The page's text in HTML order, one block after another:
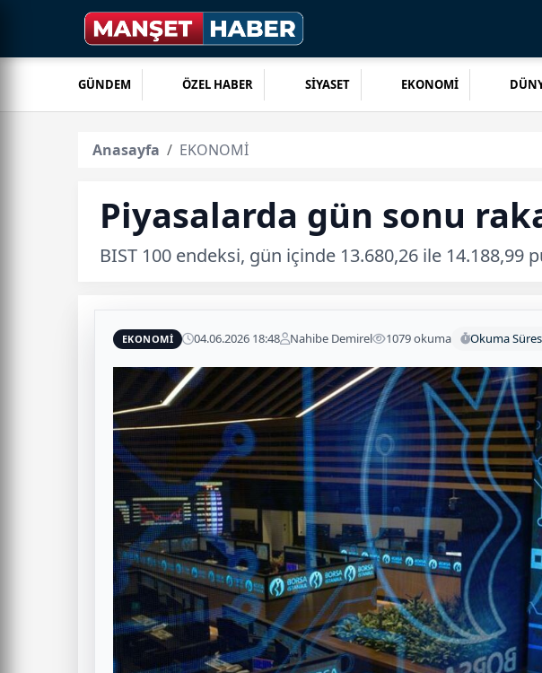
GÜNDEM ÖZEL HABER SİYASET EKONOMİ
Anasayfa EKONOMİ
Piyasalarda gün sonu
BIST 100 endeksi, gün içinde 13.680,26 ile 14.188,99
EKONOMİ 04.06.2026 18:48 Nahibe Demirel 1079 okuma Okuma